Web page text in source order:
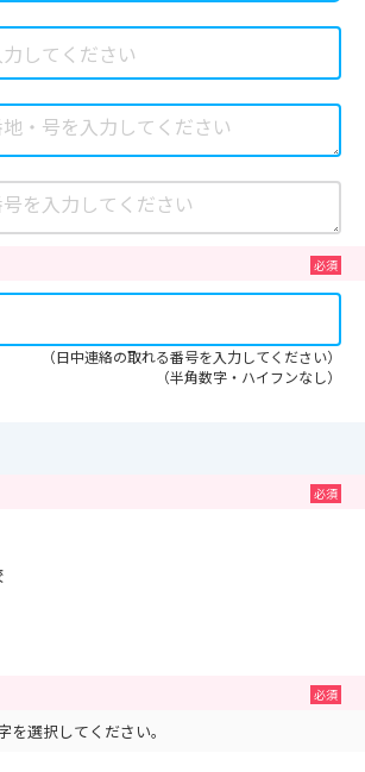
（日中連絡の取れる番号を入力してください）
（半角数字・ハイフンなし）
を選択してください。